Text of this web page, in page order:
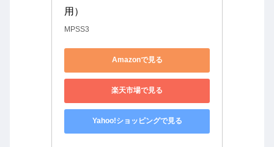
用）
MPSS3
Amazonで見る
楽天市場で見る
Yahoo!ショッピングで見る